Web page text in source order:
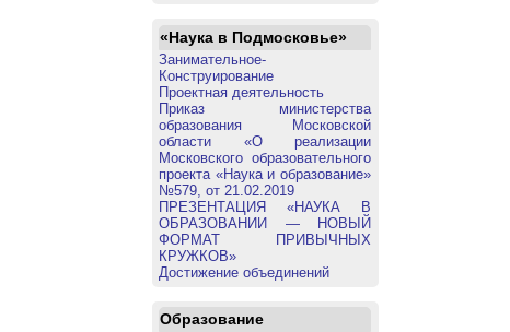
«Наука в Подмосковье»
Занимательное-
Конструирование
Проектная деятельность
Приказ министерства
образования Московской
области «О реализации
Московского образовательного
проекта «Наука и образование»
№579, от 21.02.2019
ПРЕЗЕНТАЦИЯ «НАУКА В
ОБРАЗОВАНИИ — НОВЫЙ
ФОРМАТ ПРИВЫЧНЫХ
КРУЖКОВ»
Достижение объединений
Образование